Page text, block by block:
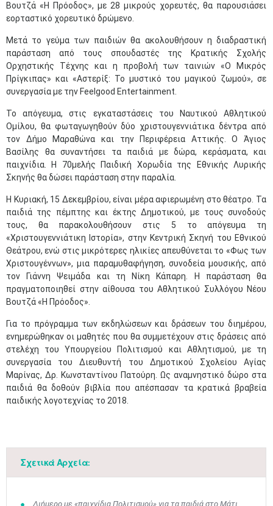
Βουτζά «Η Πρόοδος», με 28 μικρούς χορευτές, θα παρουσιάσει
εορταστικό χορευτικό δρώμενο.
Μετά το γεύμα των παιδιών θα ακολουθήσουν η διαδραστική
παράσταση από τους σπουδαστές της Κρατικής Σχολής
Ορχηστικής Τέχνης και η προβολή των ταινιών «Ο Μικρός
Πρίγκιπας» και «Αστερίξ: Το μυστικό του μαγικού ζωμού», σε
συνεργασία με την Feelgood Entertainment.
Το απόγευμα, στις εγκαταστάσεις του Ναυτικού Αθλητικού
Ομίλου, θα φωταγωγηθούν δύο χριστουγεννιάτικα δέντρα από
τον Δήμο Μαραθώνα και την Περιφέρεια Αττικής. Ο Άγιος
Βασίλης θα συναντήσει τα παιδιά με δώρα, κεράσματα, και
παιχνίδια. Η 70μελής Παιδική Χορωδία της Εθνικής Λυρικής
Σκηνής θα δώσει παράσταση στην παραλία.
Η Κυριακή, 15 Δεκεμβρίου, είναι μέρα αφιερωμένη στο θέατρο. Τα
παιδιά της πέμπτης και έκτης Δημοτικού, με τους συνοδούς
τους, θα παρακολουθήσουν στις 5 το απόγευμα τη
«Χριστουγεννιάτικη Ιστορία», στην Κεντρική Σκηνή του Εθνικού
Θεάτρου, ενώ στις μικρότερες ηλικίες απευθύνεται το «Φως των
Χριστουγέννων», μια παραμυθαφήγηση, συνοδεία μουσικής, από
τον Γιάννη Ψειμάδα και τη Νίκη Κάπαρη. Η παράσταση θα
πραγματοποιηθεί στην αίθουσα του Αθλητικού Συλλόγου Νέου
Βουτζά «Η Πρόοδος».
Για το πρόγραμμα των εκδηλώσεων και δράσεων του διημέρου,
ενημερώθηκαν οι μαθητές που θα συμμετέχουν στις δράσεις από
στελέχη του Υπουργείου Πολιτισμού και Αθλητισμού, με τη
συνεργασία του Διευθυντή του Δημοτικού Σχολείου Αγίας
Μαρίνας, Δρ. Κωνσταντίνου Πατούρη. Ως αναμνηστικό δώρο στα
παιδιά θα δοθούν βιβλία που απέσπασαν τα κρατικά βραβεία
παιδικής λογοτεχνίας το 2018.
Σχετικά Αρχεία:
Διήμερο με «παιχνίδια Πολιτισμού» για τα παιδιά στο Μάτι
3 4 5 6 7 8 9